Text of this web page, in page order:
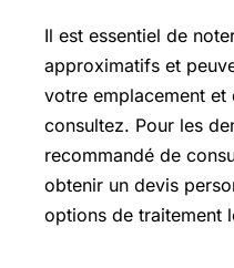
Il est essentiel de
approximatifs et
votre emplacement et
consultez. Pour les
recommandé de
obtenir un devis
options de traitement